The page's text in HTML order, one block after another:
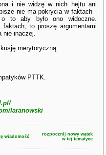
i nie widzę w nich hejtu ani
nie ma pokrycia w faktach -
to aby było ono widoczne.
to proszę argumentami
nie inaczej.
merytoryczną.
PTTK.
laranowski
wiadomość
rozpocznij nowy wątek
w tej tematyce